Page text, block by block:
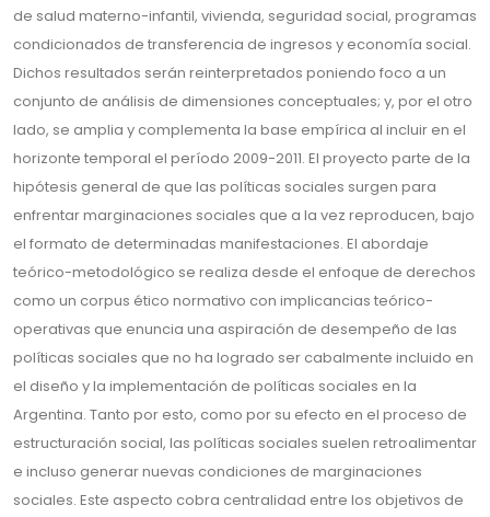
de salud materno-infantil, vivienda, seguridad social, programas
condicionados de transferencia de ingresos y economía social.
Dichos resultados serán reinterpretados poniendo foco a un
conjunto de análisis de dimensiones conceptuales; y, por el otro
lado, se amplia y complementa la base empírica al incluir en el
horizonte temporal el período 2009-2011. El proyecto parte de la
hipótesis general de que las políticas sociales surgen para
enfrentar marginaciones sociales que a la vez reproducen, bajo
el formato de determinadas manifestaciones. El abordaje
teórico-metodológico se realiza desde el enfoque de derechos
como un corpus ético normativo con implicancias teórico-
operativas que enuncia una aspiración de desempeño de las
políticas sociales que no ha logrado ser cabalmente incluido en
el diseño y la implementación de políticas sociales en la
Argentina. Tanto por esto, como por su efecto en el proceso de
estructuración social, las políticas sociales suelen retroalimentar
e incluso generar nuevas condiciones de marginaciones
sociales. Este aspecto cobra centralidad entre los objetivos de